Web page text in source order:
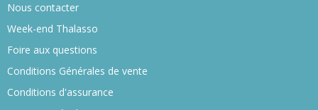
Nous contacter
Week-end Thalasso
Foire aux questions
Conditions Générales de vente
Conditions d'assurance